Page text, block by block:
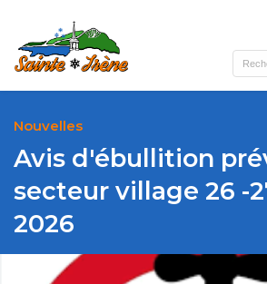
(Municipalité )
Nouvelles
Avis d'ébullition
secteur village 26 -
2026